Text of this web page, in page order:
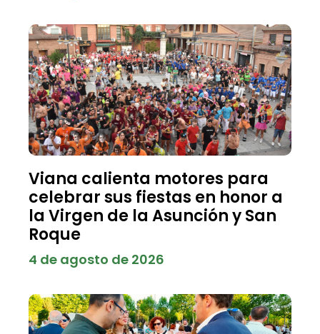
Viana calienta motores para
celebrar sus fiestas en honor a
la Virgen de la Asunción y San
Roque
4 de agosto de 2026